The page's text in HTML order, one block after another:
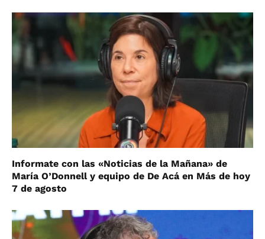
Informate con las «Noticias de la Mañana» de
María O’Donnell y equipo de De Acá en Más de hoy
7 de agosto